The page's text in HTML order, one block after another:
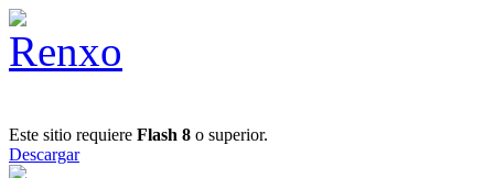
Este sitio requiere Flash 8 o superior.
Descargar